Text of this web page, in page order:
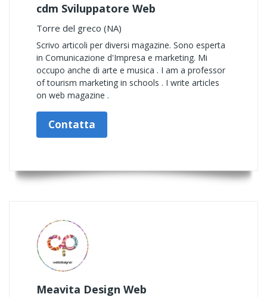
cdm Sviluppatore Web
Torre del greco (NA)
Scrivo articoli per diversi magazine. Sono esperta
in Comunicazione d'Impresa e marketing. Mi
occupo anche di arte e musica . I am a professor
of tourism marketing in schools . I write articles
on web magazine .
Contatta
Meavita Design Web